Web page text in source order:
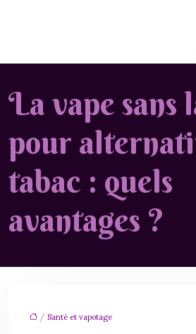
La vape sans
pour
tabac : quels
avantages ?
/ Santé et vapotage